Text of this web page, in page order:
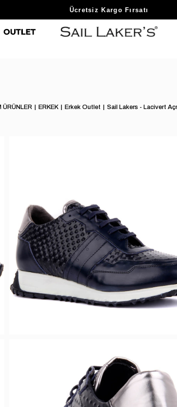
Sezon Sonu Fırsatlarını Keşfet
Ücretsiz Kargo Fırsatı
ÜRÜNLER ERKEK Erkek Outlet Sail Lakers - Lacivert